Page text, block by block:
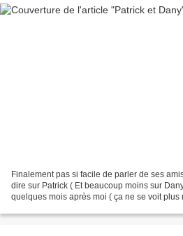
Finalement pas si facile de parler de ses
dire sur Patrick ( Et beaucoup moins sur
quelques mois après moi ( ça ne se voit plus